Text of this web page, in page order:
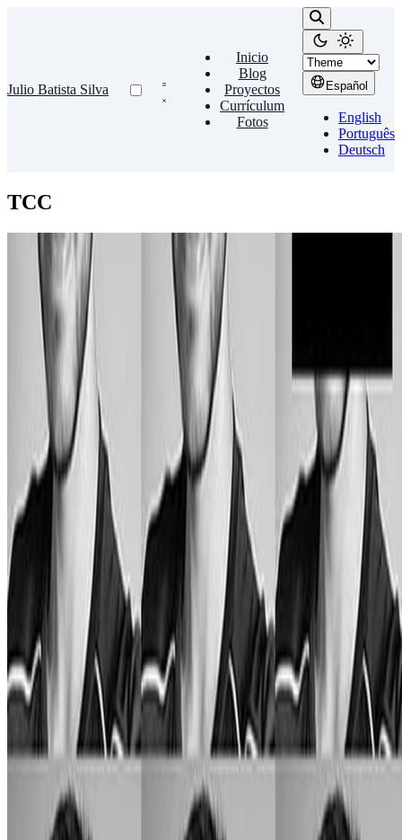
Julio Batista Silva
Inicio
Blog
Proyectos
Currículum
Fotos
Español
English
Português
Deutsch
TCC
Explorando el algoritmo Viola-Jones para la
detección y el reconocimiento facial [pt-BR]
Tesis de grado para el curso de Ingeniería en Computación en la
UFSCar.
Julio Batista Silva
jul 12, 2018
1 min de lectura
Leer más